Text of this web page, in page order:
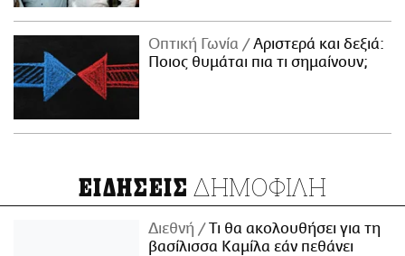
Οπτική Γωνία
Αριστερά και δεξιά:
Ποιος θυμάται πια τι σημαίνουν;
ΕΙΔΗΣΕΙΣ ΔΗΜΟΦΙΛΗ
Διεθνή
Τι θα ακολουθήσει για τη
βασίλισσα Καμίλα εάν πεθάνει